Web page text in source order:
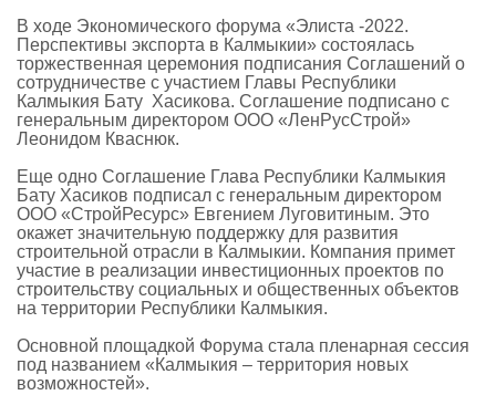
В ходе Экономического форума «Элиста -2022.
Перспективы экспорта в Калмыкии» состоялась
торжественная церемония подписания Соглашений о
сотрудничестве с участием Главы Республики
Калмыкия Бату Хасикова. Соглашение подписано с
генеральным директором ООО «ЛенРусСтрой»
Леонидом Кваснюк.
Еще одно Соглашение Глава Республики Калмыкия
Бату Хасиков подписал с генеральным директором
ООО «СтройРесурс» Евгением Луговитиным. Это
окажет значительную поддержку для развития
строительной отрасли в Калмыкии. Компания примет
участие в реализации инвестиционных проектов по
строительству социальных и общественных объектов
на территории Республики Калмыкия.
Основной площадкой Форума стала пленарная сессия
под названием «Калмыкия – территория новых
возможностей».